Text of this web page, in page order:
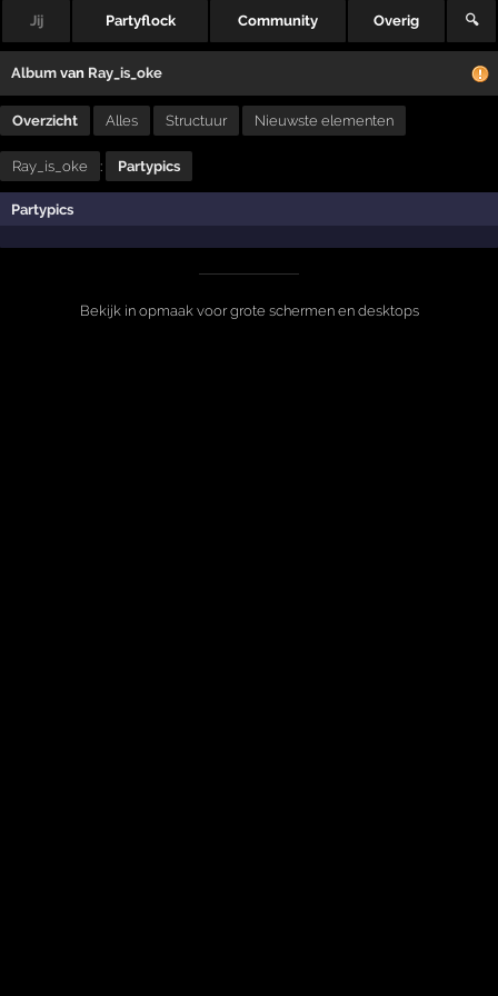
Jij Partyflock Community Overig 🔍
Album van Ray_is_oke
Overzicht Alles Structuur Nieuwste elementen
Ray_is_oke : Partypics
Partypics
Bekijk in opmaak voor grote schermen en desktops